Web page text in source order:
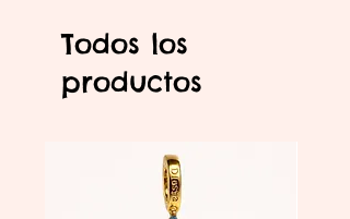
Todos los
productos